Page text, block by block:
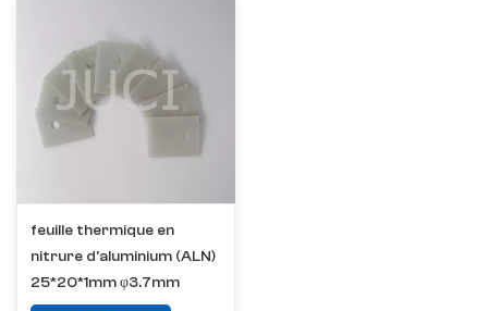
feuille thermique en
nitrure d'aluminium (ALN)
25*20*1mm φ3.7mm